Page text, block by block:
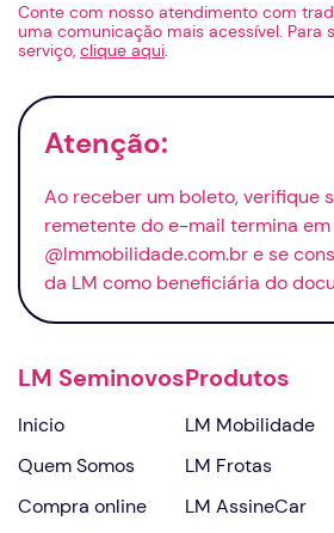
Conte com nosso atendimento com
uma comunicação mais acessível. Para
serviço, clique aqui.
Atenção:
Ao receber um boleto, verifique
remetente doe-mail termina em
@lmmobilidade.com.br e se
da LM como beneficiária do
LM Seminovos
Inicio
Quem Somos
Compra online
Produtos
LM Mobilidade
LM Frotas
LM AssineCar